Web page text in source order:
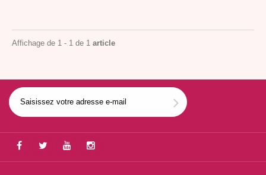
Affichage de 1 - 1 de 1 article